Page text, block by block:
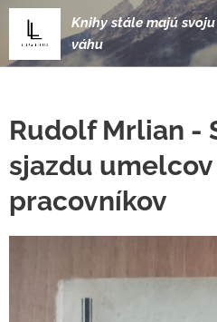
Knihy stále majú svoju
váhu
Rudolf Mrlian -
sjazdu
pracovníkov